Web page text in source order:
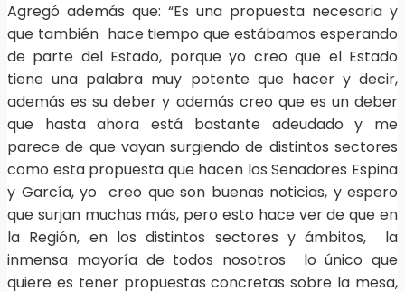
Agregó además que: “Es una propuesta necesaria y
que también hace tiempo que estábamos esperando
de parte del Estado, porque yo creo que el Estado
tiene una palabra muy potente que hacer y decir,
además es su deber y además creo que es un deber
que hasta ahora está bastante adeudado y me
parece de que vayan surgiendo de distintos sectores
como esta propuesta que hacen los Senadores Espina
y García, yo creo que son buenas noticias, y espero
que surjan muchas más, pero esto hace ver de que en
la Región, en los distintos sectores y ámbitos, la
inmensa mayoría de todos nosotros lo único que
quiere es tener propuestas concretas sobre la mesa,